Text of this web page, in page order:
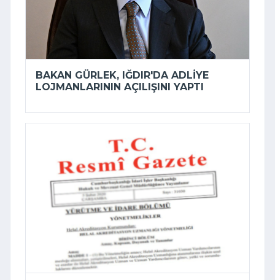
BAKAN GÜRLEK, IĞDIR'DA ADLIYE
LOJMANLARININ AÇILIŞINI YAPTI